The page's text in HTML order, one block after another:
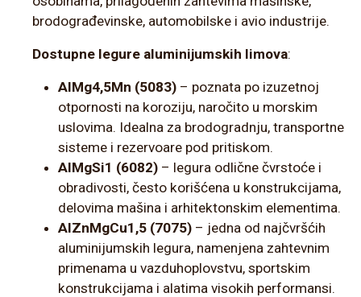
brodograđevinske, automobilske i avio industrije.
Dostupne legure aluminijumskih limova:
AlMg4,5Mn (5083) – poznata po izuzetnoj
otpornosti na koroziju, naročito u morskim
uslovima. Idealna za brodogradnju, transportne
sisteme i rezervoare pod pritiskom.
AlMgSi1 (6082) – legura odlične čvrstoće i
obradivosti, često korišćena u konstrukcijama,
delovima mašina i arhitektonskim elementima.
AlZnMgCu1,5 (7075) – jedna od najčvršćih
aluminijumskih legura, namenjena zahtevnim
primenama u vazduhoplovstvu, sportskim
konstrukcijama i alatima visokih performansi.